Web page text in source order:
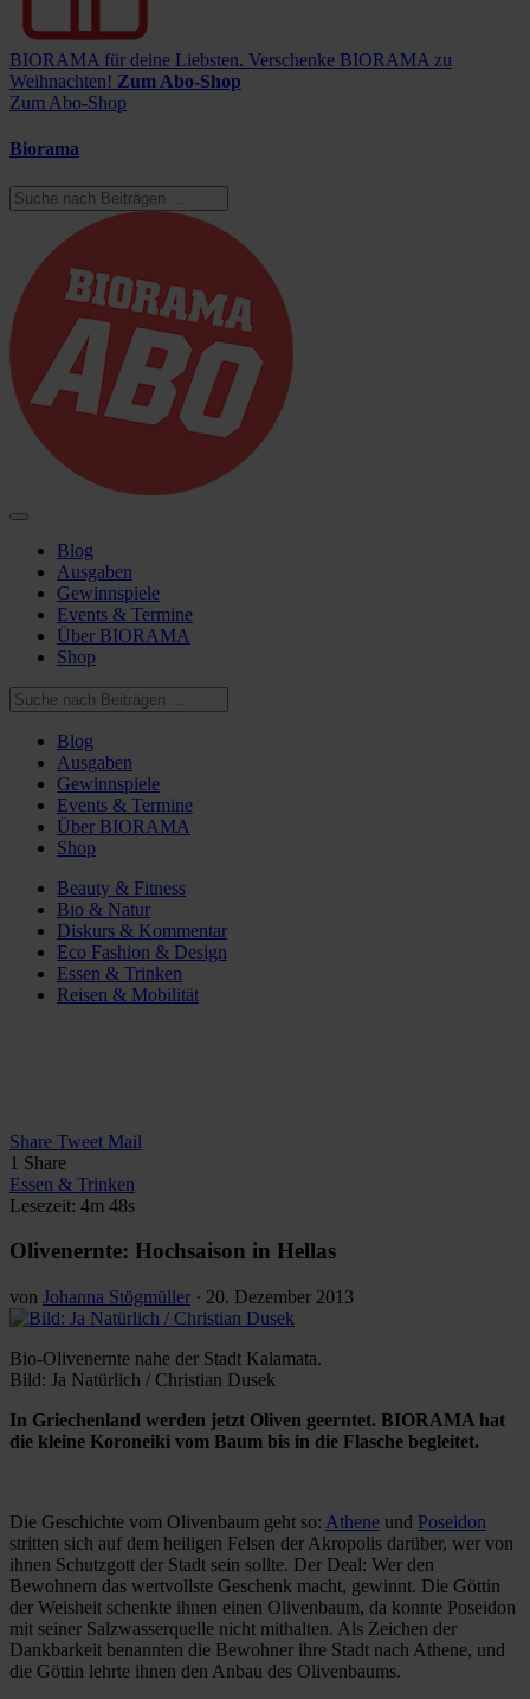
BIORAMA für deine Liebsten. Verschenke BIORAMA zu
Weihnachten! Zum Abo-Shop
Zum Abo-Shop
Biorama
Blog
Ausgaben
Gewinnspiele
Events & Termine
Über BIORAMA
Shop
Blog
Ausgaben
Gewinnspiele
Events & Termine
Über BIORAMA
Shop
Beauty & Fitness
Bio & Natur
Diskurs & Kommentar
Eco Fashion & Design
Essen & Trinken
Reisen & Mobilität
Share Tweet Mail
1 Share
Essen & Trinken
Lesezeit: 4m 48s
Olivenernte: Hochsaison in Hellas
von Johanna Stögmüller · 20. Dezember 2013
Bio-Olivenernte nahe der Stadt Kalamata.
Bild: Ja Natürlich / Christian Dusek
In Griechenland werden jetzt Oliven geerntet. BIORAMA hat
die kleine Koroneiki vom Baum bis in die Flasche begleitet.
Die Geschichte vom Olivenbaum geht so: Athene und Poseidon
stritten sich auf dem heiligen Felsen der Akropolis darüber, wer von
ihnen Schutzgott der Stadt sein sollte. Der Deal: Wer den
Bewohnern das wertvollste Geschenk macht, gewinnt. Die Göttin
der Weisheit schenkte ihnen einen Olivenbaum, da konnte Poseidon
mit seiner Salzwasserquelle nicht mithalten. Als Zeichen der
Dankbarkeit benannten die Bewohner ihre Stadt nach Athene, und
die Göttin lehrte ihnen den Anbau des Olivenbaums.